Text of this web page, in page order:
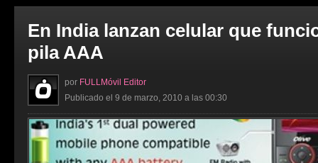
En India lanzan celular que
pila AAA
por FULLMóvil Editor
Publicado el 9 de marzo, 2010 a las 00:30